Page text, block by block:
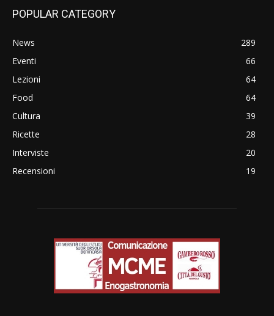
POPULAR CATEGORY
News
289
Eventi
66
Lezioni
64
Food
64
Cultura
39
Ricette
28
Interviste
20
Recensioni
19